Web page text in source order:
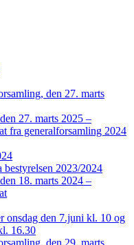
den 27. marts
27. marts 2025 –
fra generalforsamling 2024
bestyrelsen 2023/2024
18. marts 2024 –
onsdag den 7.juni kl. 10 og
16.30